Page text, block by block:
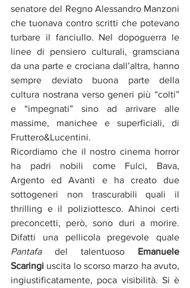
senatore del Regno Alessandro Manzoni
che tuonava contro scritti che potevano
turbare il fanciullo. Nel dopoguerra le
linee di pensiero culturali, gramsciana
da una parte e crociana dall’altra, hanno
sempre deviato buona parte della
cultura nostrana verso generi più “colti”
e “impegnati” sino ad arrivare alle
massime, manichee e superficiali, di
Fruttero&Lucentini.
Ricordiamo che il nostro cinema horror
ha padri nobili come Fulci, Bava,
Argento ed Avanti e ha creato due
sottogeneri non trascurabili quali il
thrilling e il poliziottesco. Ahinoi certi
preconcetti, però, sono duri a morire.
Pantafa del talentuoso Emanuele
Scaringi uscita lo scorso marzo ha avuto,
ingiustificatamente, poca visibilità. Si è